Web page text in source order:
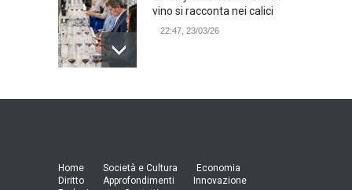
vino si racconta nei calici
22:47, 23/03/26
Model Expo Italy 2025 a
21:25, 04/03/26
Home Società e Cultura
Economia
Diritto
Approfondimenti
Innovazione